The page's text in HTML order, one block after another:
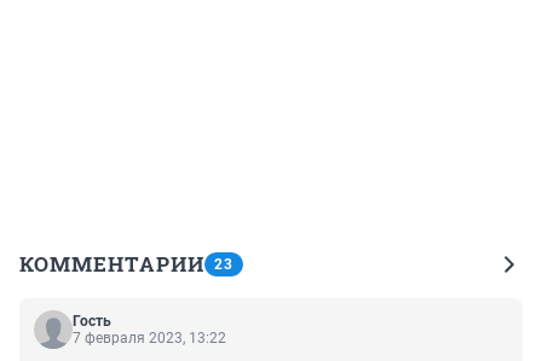
КОММЕНТАРИИ 23
Гость
7 февраля 2023, 13:22